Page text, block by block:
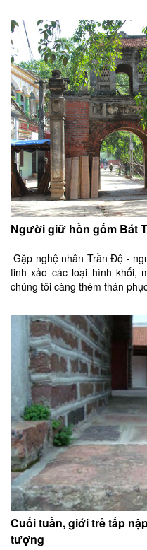
Người giữ hồn gốm Bát
Gặp nghệ nhân Trần Độ -
tinh xảo các loại hình khối,
chúng tôi càng thêm thán
Cuối tuần, giới trẻ tấp
tượng